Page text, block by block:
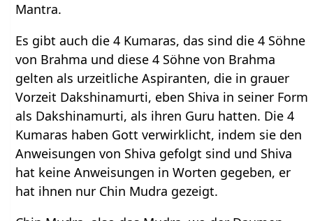
Mantra.
Es gibt auch die 4 Kumaras, das sind die 4 Söhne
von Brahma und diese 4 Söhne von Brahma
gelten als urzeitliche Aspiranten, die in grauer
Vorzeit Dakshinamurti, eben Shiva in seiner Form
als Dakshinamurti, als ihren Guru hatten. Die 4
Kumaras haben Gott verwirklicht, indem sie den
Anweisungen von Shiva gefolgt sind und Shiva
hat keine Anweisungen in Worten gegeben, er
hat ihnen nur Chin Mudra gezeigt.